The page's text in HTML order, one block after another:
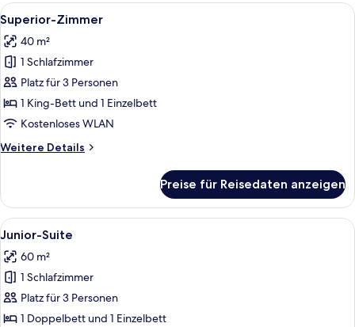
Alle
Fotos
für
Superior-
Zimmer
anzeigen
9
Superior-Zimmer
40 m²
1 Schlafzimmer
Platz für 3 Personen
1 King-Bett und 1 Einzelbett
Kostenloses WLAN
Weitere Details
Weitere
Zimmer
Preise für Reisedaten anzeigen
Alle
Fotos
für
Junior-
Suite
anzeigen
13
Junior-Suite
60 m²
1 Schlafzimmer
Platz für 3 Personen
1 Doppelbett und 1 Einzelbett